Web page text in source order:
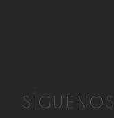
SÍGUENOS